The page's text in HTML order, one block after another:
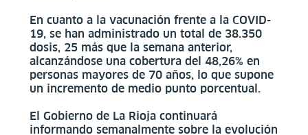
En cuanto a la vacunación frente a la COVID-
19, se han administrado un total de 38.350
dosis, 25 más que la semana anterior,
alcanzándose una cobertura del 48,26% en
personas mayores de 70 años, lo que supone
un incremento de medio punto porcentual.
El Gobierno de La Rioja continuará
informando semanalmente sobre la evolución